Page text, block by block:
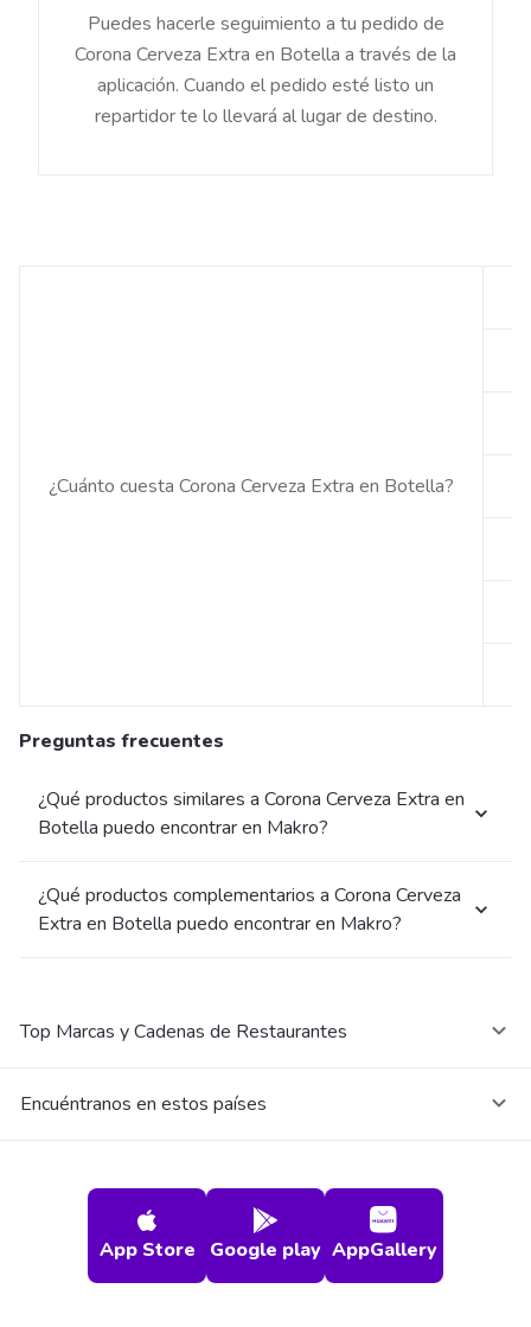
Puedes hacerle seguimiento a tu pedido de
Corona Cerveza Extra en Botella a través de la
aplicación. Cuando el pedido esté listo un
repartidor te lo llevará al lugar de destino.
¿Cuánto cuesta Corona Cerveza Extra en Botella?
Preguntas frecuentes
¿Qué productos similares a Corona Cerveza Extra en
Botella puedo encontrar en Makro?
¿Qué productos complementarios a Corona Cerveza
Extra en Botella puedo encontrar en Makro?
Top Marcas y Cadenas de Restaurantes
Encuéntranos en estos países
App Store Google play AppGallery